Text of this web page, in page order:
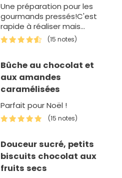
Une préparation pour les
gourmands pressés!C'est
rapide à réaliser mais
surtout très
gourmand.Aussi, idéal pour
(15 notes)
Bûche au chocolat et
aux amandes
caramélisées
Parfait pour Noël !
(15 notes)
Douceur sucré, petits
biscuits chocolat aux
fruits secs